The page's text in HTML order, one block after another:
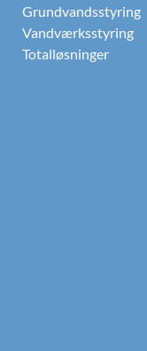
Grundvandsstyring
Vandværksstyring
Totalløsninger